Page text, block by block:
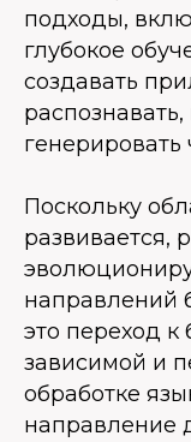
подходы,
глубокое
создавать
генерировать
Поскольку
развивается,
направлений
это переход к
зависимой и
обработке
направление